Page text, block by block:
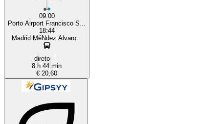
09:00
Porto Airport Francisco S...
18:44
Madrid MéNdez Alvaro...
direto
8 h 44 min
€ 20,60